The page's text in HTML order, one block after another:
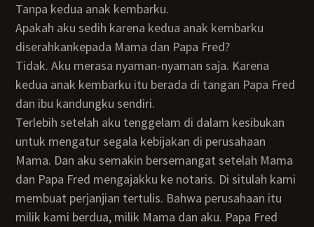
Tanpa kedua anak kembarku.
Apakah aku sedih karena kedua anak kembarku
diserahkankepada Mama dan Papa Fred?
Tidak. Aku merasa nyaman-nyaman saja. Karena
kedua anak kembarku itu berada di tangan Papa Fred
dan ibu kandungku sendiri.
Terlebih setelah aku tenggelam di dalam kesibukan
untuk mengatur segala kebijakan di perusahaan
Mama. Dan aku semakin bersemangat setelah Mama
dan Papa Fred mengajakku ke notaris. Di situlah kami
membuat perjanjian tertulis. Bahwa perusahaan itu
milik kami berdua, milik Mama dan aku. Papa Fred